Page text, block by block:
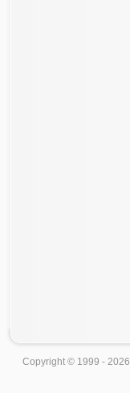
Copyright © 1999 - 2026